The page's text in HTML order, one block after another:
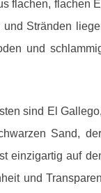
flachen, flachen
Stränden
und
sind El
Sand,
einzigartig auf
und